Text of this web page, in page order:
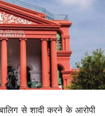
से शादी करने के आरोपी